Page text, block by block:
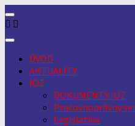
Skip
to
ÚVOD
AKTUALITY
IOZ
DOKUMENTY IOZ
Pracovnoprávny
Legislatíva